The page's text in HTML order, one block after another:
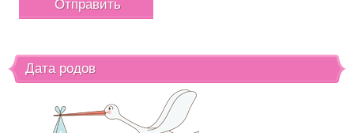
Дата родов